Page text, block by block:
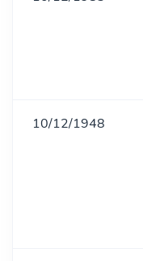
10/12/1948